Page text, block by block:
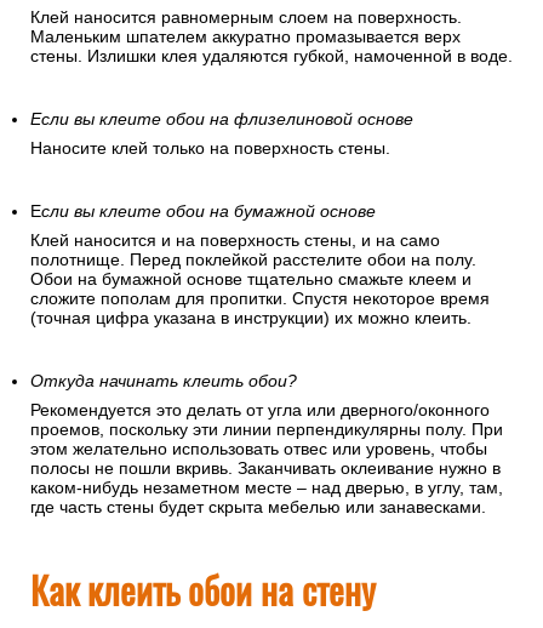
Клей наносится равномерным слоем на поверхность.
Маленьким шпателем аккуратно промазывается верх
стены. Излишки клея удаляются губкой, намоченной в воде.
Если вы клеите обои на флизелиновой основе
Наносите клей только на поверхность стены.
Если вы клеите обои на бумажной основе
Клей наносится и на поверхность стены, и на само
полотнище. Перед поклейкой расстелите обои на полу.
Обои на бумажной основе тщательно смажьте клеем и
сложите пополам для пропитки. Спустя некоторое время
(точная цифра указана в инструкции) их можно клеить.
Откуда начинать клеить обои?
Рекомендуется это делать от угла или дверного/оконного
проемов, поскольку эти линии перпендикулярны полу. При
этом желательно использовать отвес или уровень, чтобы
полосы не пошли вкривь. Заканчивать оклеивание нужно в
каком-нибудь незаметном месте – над дверью, в углу, там,
где часть стены будет скрыта мебелью или занавесками.
Как клеить обои на стену